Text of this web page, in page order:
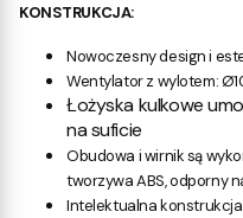
KONSTRUKCJA:
Nowoczesny design i
Wentylator z wylotem:
Łożyska kulkowe
na suficie
Obudowa i wirnik są
tworzywa ABS, odporny
Intelektualna